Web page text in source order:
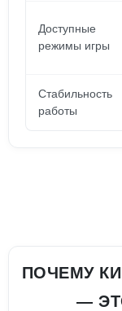
Доступные
режимы игры
Стабильность
работы
ПОЧЕМУ
—